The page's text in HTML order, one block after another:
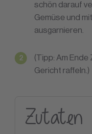
schön darauf
Gemüse und
ausgarnieren.
(Tipp: Am
Gericht raffeln.)
Zutaten